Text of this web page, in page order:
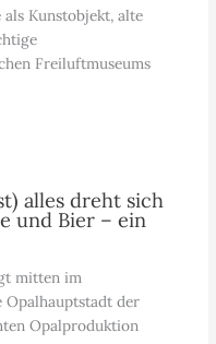
Kunstobjekt, alte
Freiluftmuseums
alles dreht sich
und Bier – ein
mitten im
Opalhauptstadt der
Opalproduktion